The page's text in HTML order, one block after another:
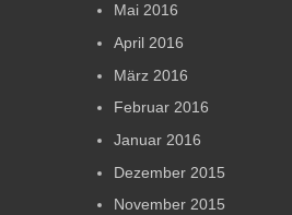
Mai 2016
April 2016
März 2016
Februar 2016
Januar 2016
Dezember 2015
November 2015